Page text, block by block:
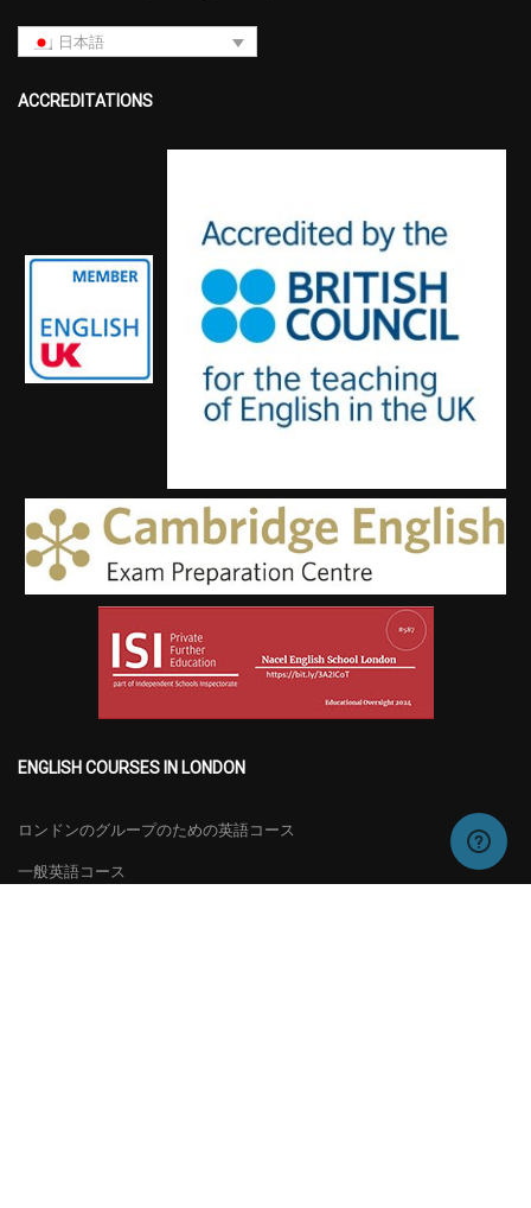
日本語
ACCREDITATIONS
ENGLISH COURSES IN LONDON
ロンドンのグループのための英語コース
一般英語コース